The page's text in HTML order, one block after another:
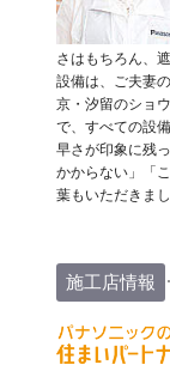
さはもちろん、
設備は、ご夫妻
京・汐留のショ
で、すべての設
早さが印象に残
かからない」「
葉もいただきまし
施工店情報